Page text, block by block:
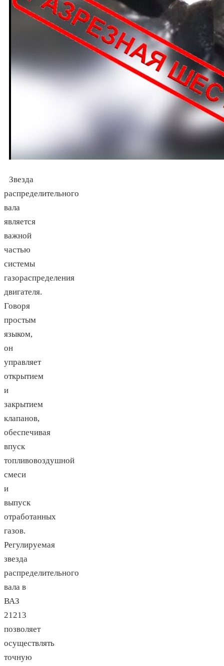
Звезда
распределительного
вала
является
важной
частью
системы
газораспределения
двигателя.
Говоря
простым
языком,
он
управляет
открытием
и
закрытием
клапанов,
обеспечивая
впуск
топливовоздушной
смеси
и
выпуск
отработанных
газов.
Регулируемая
звезда
распределительного
вала в
ВАЗ
21213
позволяет
осуществлять
точную